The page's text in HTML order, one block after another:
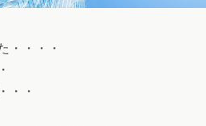
・・・・
・・